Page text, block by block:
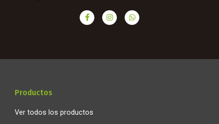
F
a
c
o
I
n
s
r
W
h
a
p
Productos
Ver todos los productos